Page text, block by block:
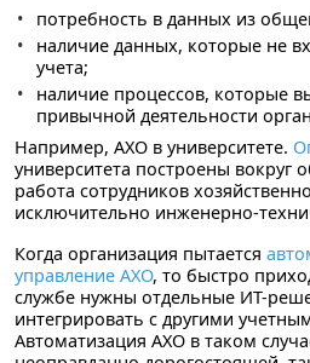
потребность в данных из
наличие данных, которые не
учета;
наличие процессов, которые
привычной деятельности
Например, АХО в университете.
университета построены вокруг
работа сотрудников
исключительно инженерно-
Когда организация пытается
управление АХО, то быстро
службе нужны отдельные ИТ-
интегрировать с другими
Автоматизация АХО в таком